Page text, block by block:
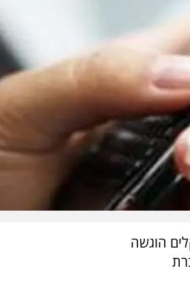
בסך 450 מיליון שקלים הוגשה